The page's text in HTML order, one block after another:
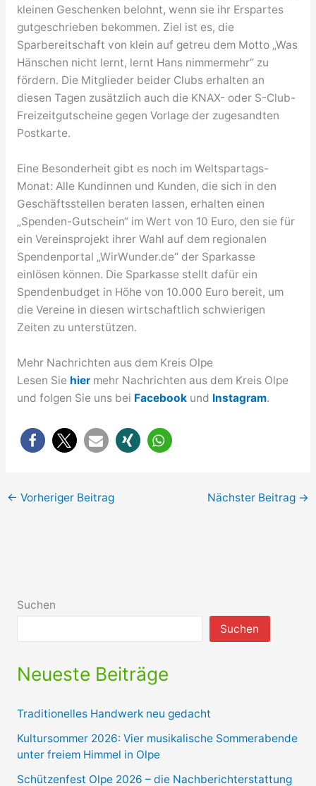
kleinen Geschenken belohnt, wenn sie ihr Erspartes
gutgeschrieben bekommen. Ziel ist es, die
Sparbereitschaft von klein auf getreu dem Motto „Was
Hänschen nicht lernt, lernt Hans nimmermehr“ zu
fördern. Die Mitglieder beider Clubs erhalten an
diesen Tagen zusätzlich auch die KNAX- oder S-Club-
Freizeitgutscheine gegen Vorlage der zugesandten
Postkarte.
Eine Besonderheit gibt es noch im Weltspartags-
Monat: Alle Kundinnen und Kunden, die sich in den
Geschäftsstellen beraten lassen, erhalten einen
„Spenden-Gutschein“ im Wert von 10 Euro, den sie für
ein Vereinsprojekt ihrer Wahl auf dem regionalen
Spendenportal „WirWunder.de“ der Sparkasse
einlösen können. Die Sparkasse stellt dafür ein
Spendenbudget in Höhe von 10.000 Euro bereit, um
die Vereine in diesen wirtschaftlich schwierigen
Zeiten zu unterstützen.
Mehr Nachrichten aus dem Kreis Olpe
Lesen Sie hiermehr Nachrichten aus dem Kreis Olpe
und folgen Sie uns bei Facebookund Instagram.
← Vorheriger Beitrag Nächster Beitrag →
Suchen
Suchen
Neueste Beiträge
Traditionelles Handwerk neu gedacht
Kultursommer 2026: Vier musikalische Sommerabende
unter freiem Himmel in Olpe
Schützenfest Olpe 2026 – die Nachberichterstattung